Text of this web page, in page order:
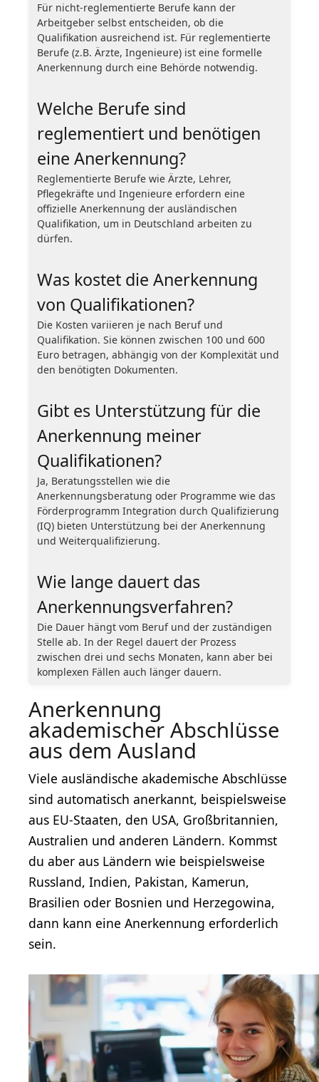
Für nicht-reglementierte Berufe kann der
Arbeitgeber selbst entscheiden, ob die
Qualifikation ausreichend ist. Für reglementierte
Berufe (z.B. Ärzte, Ingenieure) ist eine formelle
Anerkennung durch eine Behörde notwendig.
Welche Berufe sind
reglementiert und benötigen
eine Anerkennung?
Reglementierte Berufe wie Ärzte, Lehrer,
Pflegekräfte und Ingenieure erfordern eine
offizielle Anerkennung der ausländischen
Qualifikation, um in Deutschland arbeiten zu
dürfen.
Was kostet die Anerkennung
von Qualifikationen?
Die Kosten variieren je nach Beruf und
Qualifikation. Sie können zwischen 100 und 600
Euro betragen, abhängig von der Komplexität und
den benötigten Dokumenten.
Gibt es Unterstützung für die
Anerkennung meiner
Qualifikationen?
Ja, Beratungsstellen wie die
Anerkennungsberatung oder Programme wie das
Förderprogramm Integration durch Qualifizierung
(IQ) bieten Unterstützung bei der Anerkennung
und Weiterqualifizierung.
Wie lange dauert das
Anerkennungsverfahren?
Die Dauer hängt vom Beruf und der zuständigen
Stelle ab. In der Regel dauert der Prozess
zwischen drei und sechs Monaten, kann aber bei
komplexen Fällen auch länger dauern.
Anerkennung
akademischer Abschlüsse
aus dem Ausland
Viele ausländische akademische Abschlüsse
sind automatisch anerkannt, beispielsweise
aus EU-Staaten, den USA, Großbritannien,
Australien und anderen Ländern. Kommst
du aber aus Ländern wie beispielsweise
Russland, Indien, Pakistan, Kamerun,
Brasilien oder Bosnien und Herzegowina,
dann kann eine Anerkennung erforderlich
sein.